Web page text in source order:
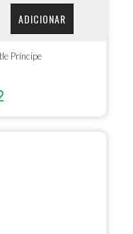
ADICIONAR
Príncipe